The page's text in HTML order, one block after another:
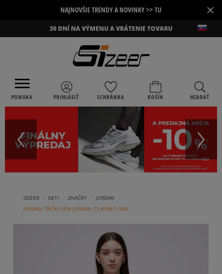
NAJNOVŠIE TRENDY A NOVINKY >> TU ×
30 DNÍ NA VÝMENU A VRÁTENIE TOVARU
PONUKA PRIHLÁSIŤ SCHRÁNKA KOŠÍK HĽADAŤ
SIZEER DETI ZNAČKY JORDAN
JORDAN TRIČKO JDN JORDAN 23 JERSEY GIRL